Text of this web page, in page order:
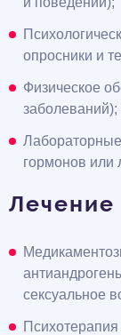
опросники и
Физическое
заболеваний);
гормонов или
Лечение
сексуальное